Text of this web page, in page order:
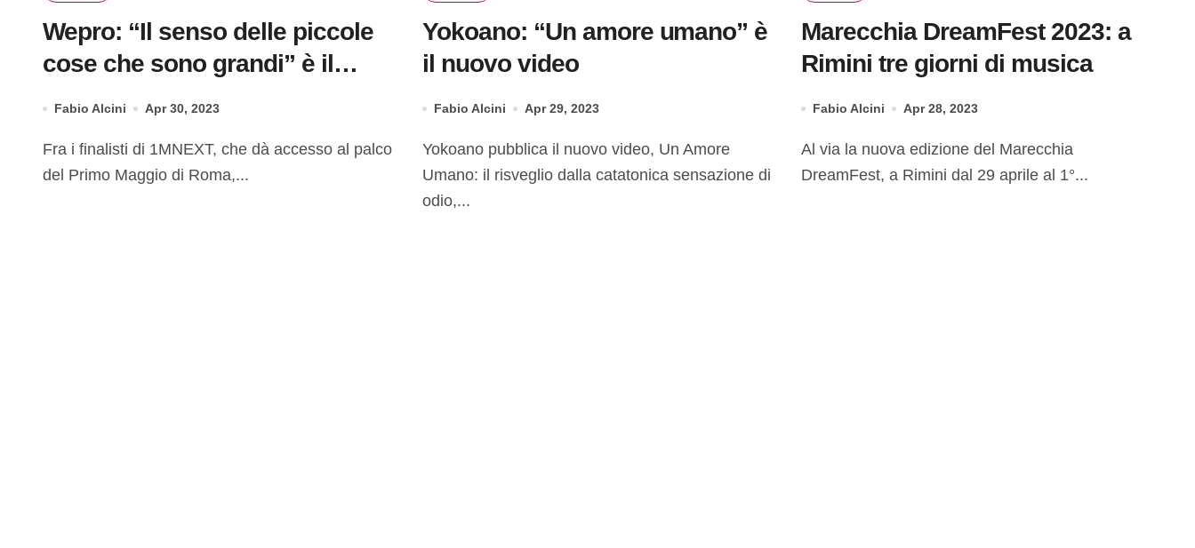
Wepro: “Il senso delle piccole
cose che sono grandi” è il
Fabio Alcini Apr 30, 2023
Fra i finalisti di 1MNEXT, che dà accesso al palco
del Primo Maggio di Roma,...
Yokoano: “Un amore umano” è
il nuovo video
Fabio Alcini Apr 29, 2023
Yokoano pubblica il nuovo video, Un Amore
Umano: il risveglio dalla catatonica sensazione di
odio,...
Marecchia DreamFest 2023: a
Rimini tre giorni di musica
Fabio Alcini Apr 28, 2023
Al via la nuova edizione del Marecchia
DreamFest, a Rimini dal 29 aprile al 1°...